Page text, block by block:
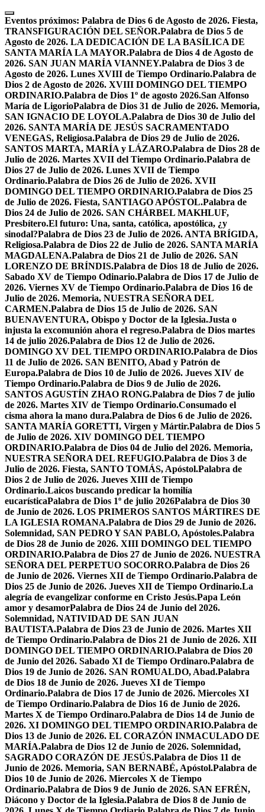
Skip
to
content
Eventos próximos: Palabra de Dios 6 de Agosto de 2026. Fiesta,
TRANSFIGURACIÓN DEL SEÑOR.Palabra de Dios 5 de
Agosto de 2026. LA DEDICACIÓN DE LA BASÍLICA DE
SANTA MARÍA LA MAYOR.Palabra de Dios 4 de Agosto de
2026. SAN JUAN MARÍA VIANNEY.Palabra de Dios 3 de
Agosto de 2026. Lunes XVIII de Tiempo Ordinario.Palabra de
Dios 2 de Agosto de 2026. XVIII DOMINGO DEL TIEMPO
ORDINARIO.Palabra de Dios 1º de agosto 2026.San Alfonso
María de LigorioPalabra de Dios 31 de Julio de 2026. Memoria,
SAN IGNACIO DE LOYOLA.Palabra de Dios 30 de Julio del
2026. SANTA MARÍA DE JESÚS SACRAMENTADO
VENEGAS, Religiosa.Palabra de Dios 29 de Julio de 2026.
SANTOS MARTA, MARÍA y LÁZARO.Palabra de Dios 28 de
Julio de 2026. Martes XVII del Tiempo Ordinario.Palabra de
Dios 27 de Julio de 2026. Lunes XVII de Tiempo
Ordinario.Palabra de Dios 26 de Julio de 2026. XVII
DOMINGO DEL TIEMPO ORDINARIO.Palabra de Dios 25
de Julio de 2026. Fiesta, SANTIAGO APÓSTOL.Palabra de
Dios 24 de Julio de 2026. SAN CHÁRBEL MAKHLUF,
Presbítero.El futuro: Una, santa, católica, apostólica, ¿y
sinodal?Palabra de Dios 23 de Julio de 2026. ANTA BRÍGIDA,
Religiosa.Palabra de Dios 22 de Julio de 2026. SANTA MARÍA
MAGDALENA.Palabra de Dios 21 de Julio de 2026. SAN
LORENZO DE BRÍNDIS.Palabra de Dios 18 de Julio de 2026.
Sabado XV de Tiempo Odinario.Palabra de Dios 17 de Julio de
2026. Viernes XV de Tiempo Ordinario.Palabra de Dios 16 de
Julio de 2026. Memoria, NUESTRA SEÑORA DEL
CARMEN.Palabra de Dios 15 de Julio de 2026. SAN
BUENAVENTURA, Obispo y Doctor de la Iglesia.Justa o
injusta la excomunión ahora el regreso.Palabra de Dios martes
14 de julio 2026.Palabra de Dios 12 de Julio de 2026.
DOMINGO XV DEL TIEMPO ORDINARIO.Palabra de Dios
11 de Julio de 2026. SAN BENITO, Abad y Patrón de
Europa.Palabra de Dios 10 de Julio de 2026. Jueves XIV de
Tiempo Ordinario.Palabra de Dios 9 de Julio de 2026.
SANTOS AGUSTÍN ZHAO RONG.Palabra de Dios 7 de julio
de 2026. Martes XIV de Tiempo Ordinario.Consumado el
cisma ahora la mano dura.Palabra de Dios 6 de Julio de 2026.
SANTA MARÍA GORETTI, Virgen y Mártir.Palabra de Dios 5
de Julio de 2026. XIV DOMINGO DEL TIEMPO
ORDINARIO.Palabra de Dios 04 de Julio del 2026. Memoria,
NUESTRA SEÑORA DEL REFUGIO.Palabra de Dios 3 de
Julio de 2026. Fiesta, SANTO TOMÁS, Apóstol.Palabra de
Dios 2 de Julio de 2026. Jueves XIII de Tiempo
Ordinario.Laicos buscando predicar la homilía
eucarísticaPalabra de Dios 1º de julio 2026Palabra de Dios 30
de Junio de 2026. LOS PRIMEROS SANTOS MÁRTIRES DE
LA IGLESIA ROMANA.Palabra de Dios 29 de Junio de 2026.
Solemnidad, SAN PEDRO Y SAN PABLO, Apóstoles.Palabra
de Dios 28 de Junio de 2026. XIII DOMINGO DEL TIEMPO
ORDINARIO.Palabra de Dios 27 de Junio de 2026. NUESTRA
SEÑORA DEL PERPETUO SOCORRO.Palabra de Dios 26
de Junio de 2026. Viernes XII de Tiempo Ordinario.Palabra de
Dios 25 de Junio de 2026. Jueves XII de Tiempo Ordinario.La
alegría de evangelizar conforme en Cristo Jesús.Papa León
amor y desamorPalabra de Dios 24 de Junio del 2026.
Solemnidad, NATIVIDAD DE SAN JUAN
BAUTISTA.Palabra de Dios 23 de Junio de 2026. Martes XII
de Tiempo Ordinario.Palabra de Dios 21 de Junio de 2026. XII
DOMINGO DEL TIEMPO ORDINARIO.Palabra de Dios 20
de Junio del 2026. Sabado XI de Tiempo Ordinaro.Palabra de
Dios 19 de Junio de 2026. SAN ROMUALDO, Abad.Palabra
de Dios 18 de Junio de 2026. Jueves XI de Tiempo
Ordinario.Palabra de Dios 17 de Junio de 2026. Miercoles XI
de Tiempo Ordinario.Palabra de Dios 16 de Junio de 2026.
Martes X de Tiempo Ordinaro.Palabra de Dios 14 de Junio de
2026. XI DOMINGO DEL TIEMPO ORDINARIO.Palabra de
Dios 13 de Junio de 2026. EL CORAZÓN INMACULADO DE
MARÍA.Palabra de Dios 12 de Junio de 2026. Solemnidad,
SAGRADO CORAZÓN DE JESÚS.Palabra de Dios 11 de
Junio de 2026. Memoria, SAN BERNABÉ, Apóstol.Palabra de
Dios 10 de Junio de 2026. Miercoles X de Tiempo
Ordinario.Palabra de Dios 9 de Junio de 2026. SAN EFRÉN,
Diácono y Doctor de la Iglesia.Palabra de Dios 8 de Junio de